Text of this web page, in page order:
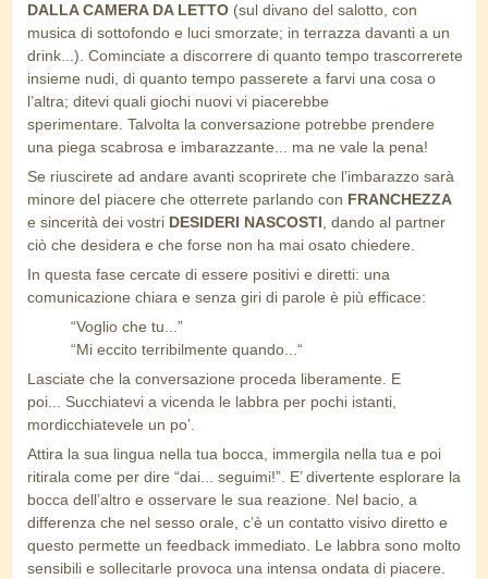
DALLA CAMERA DA LETTO (sul divano del salotto, con
musica di sottofondo e luci smorzate; in terrazza davanti a un
drink...). Cominciate a discorrere di quanto tempo trascorrerete
insieme nudi, di quanto tempo passerete a farvi una cosa o
l’altra; ditevi quali giochi nuovi vi piacerebbe
sperimentare. Talvolta la conversazione potrebbe prendere
una piega scabrosa e imbarazzante... ma ne vale la pena!
Se riuscirete ad andare avanti scoprirete che l’imbarazzo sarà
minore del piacere che otterrete parlando con FRANCHEZZA
e sincerità dei vostri DESIDERI NASCOSTI , dando al partner
ciò che desidera e che forse non ha mai osato chiedere.
In questa fase cercate di essere positivi e diretti: una
comunicazione chiara e senza giri di parole è più efficace:
“Voglio che tu...”
“Mi eccito terribilmente quando...“
Lasciate che la conversazione proceda liberamente. E
poi... Succhiatevi a vicenda le labbra per pochi istanti,
mordicchiatevele un po’.
Attira la sua lingua nella tua bocca, immergila nella tua e poi
ritirala come per dire “dai... seguimi!”. E’ divertente esplorare la
bocca dell’altro e osservare le sua reazione. Nel bacio, a
differenza che nel sesso orale, c’è un contatto visivo diretto e
questo permette un feedback immediato. Le labbra sono molto
sensibili e sollecitarle provoca una intensa ondata di piacere.